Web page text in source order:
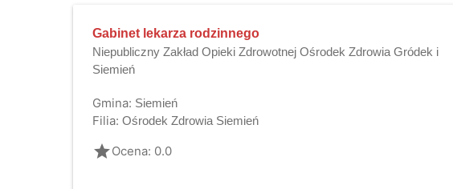
Gabinet lekarza rodzinnego
Niepubliczny Zakład Opieki Zdrowotnej Ośrodek Zdrowia Gródek i
Siemień
Gmina: Siemień
Filia: Ośrodek Zdrowia Siemień
gradeOcena: 0.0